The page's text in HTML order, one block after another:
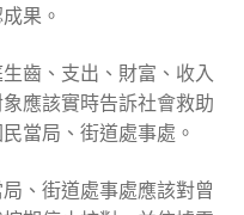
果。
齒、支出、財富、收入
應該實時告訴社會救助
當局、街道處事處。
、街道處事處應該對曾